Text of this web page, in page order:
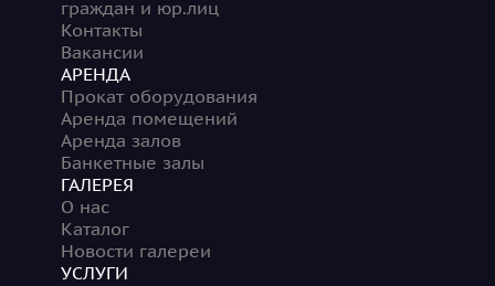
граждан и юр.лиц
Контакты
Вакансии
АРЕНДА
Прокат оборудования
Аренда помещений
Аренда залов
Банкетные залы
ГАЛЕРЕЯ
О нас
Каталог
Новости галереи
УСЛУГИ